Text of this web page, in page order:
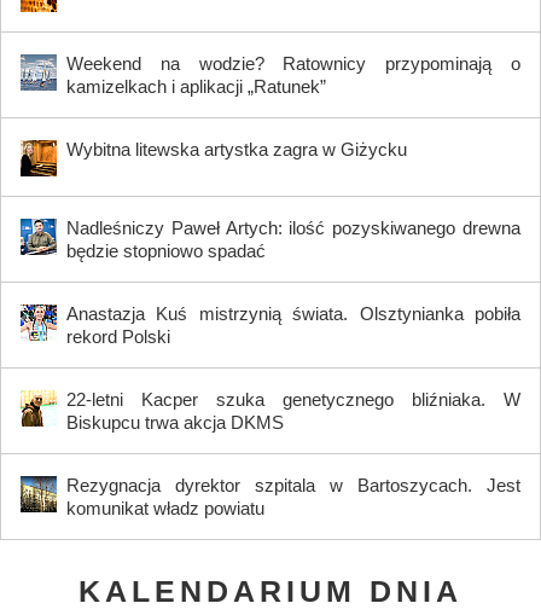
Weekend na wodzie? Ratownicy przypominają o
kamizelkach i aplikacji „Ratunek”
Wybitna litewska artystka zagra w Giżycku
Nadleśniczy Paweł Artych: ilość pozyskiwanego drewna
będzie stopniowo spadać
Anastazja Kuś mistrzynią świata. Olsztynianka pobiła
rekord Polski
22-letni Kacper szuka genetycznego bliźniaka. W
Biskupcu trwa akcja DKMS
Rezygnacja dyrektor szpitala w Bartoszycach. Jest
komunikat władz powiatu
KALENDARIUM DNIA